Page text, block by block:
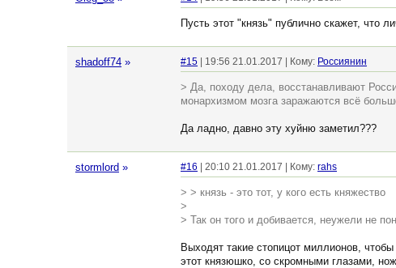
Пусть этот "князь" публично скажет, что
shadoff74 » #15 | 19:56 21.01.2017 | Кому: Россиянин
> Да, походу дела, восстанавливают
монархизмом мозга заражаются всё
Да ладно, давно эту хуйню заметил???
stormlord » #16 | 20:10 21.01.2017 | Кому: rahs
> > князь - это тот, у кого есть княжество
>
> Так он того и добивается, неужели не
Выходят такие стопицот миллионов,
этот князюшко, со скромными глазами,